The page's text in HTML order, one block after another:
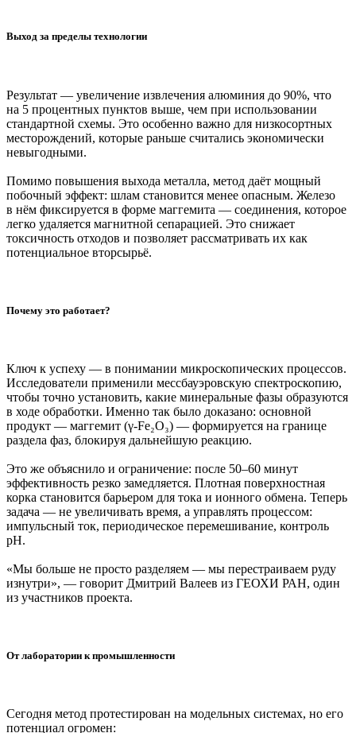
Выход за пределы технологии
Результат — увеличение извлечения алюминия до 90%, что
на 5 процентных пунктов выше, чем при использовании
стандартной схемы. Это особенно важно для низкосортных
месторождений, которые раньше считались экономически
невыгодными.
Помимо повышения выхода металла, метод даёт мощный
побочный эффект: шлам становится менее опасным. Железо
в нём фиксируется в форме маггемита — соединения, которое
легко удаляется магнитной сепарацией. Это снижает
токсичность отходов и позволяет рассматривать их как
потенциальное вторсырьё.
Почему это работает?
Ключ к успеху — в понимании микроскопических процессов.
Исследователи применили мессбауэровскую спектроскопию,
чтобы точно установить, какие минеральные фазы образуются
в ходе обработки. Именно так было доказано: основной
продукт — маггемит (γ-Fe₂O₃) — формируется на границе
раздела фаз, блокируя дальнейшую реакцию.
Это же объяснило и ограничение: после 50–60 минут
эффективность резко замедляется. Плотная поверхностная
корка становится барьером для тока и ионного обмена. Теперь
задача — не увеличивать время, а управлять процессом:
импульсный ток, периодическое перемешивание, контроль
pH.
«Мы больше не просто разделяем — мы перестраиваем руду
изнутри», — говорит Дмитрий Валеев из ГЕОХИ РАН, один
из участников проекта.
От лаборатории к промышленности
Сегодня метод протестирован на модельных системах, но его
потенциал огромен: